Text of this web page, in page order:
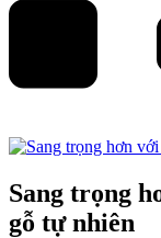
Sang trọng
gỗ tự nhiên